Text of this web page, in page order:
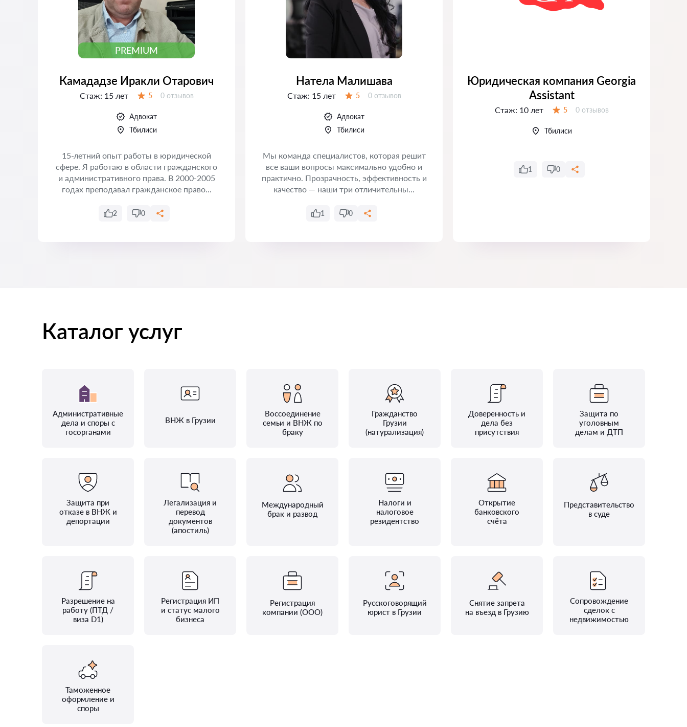
PREMIUM
Камададзе Иракли Отарович
Стаж: 15 лет 5 Отзывов:
0 отзывов
Адвокат
Тбилиси
15-летний опыт работы в юридической
сфере. Я работаю в области гражданского
и административного права. В 2000-2005
годах преподавал гражданское право...
2 0
Натела Малишава
Стаж: 15 лет 5 Отзывов:
0 отзывов
Адвокат
Тбилиси
Мы команда специалистов, которая решит
все ваши вопросы максимально удобно и
практично. Прозрачность, эффективность и
качество — наши три отличительны...
1 0
Юридическая компания Georgia
Assistant
Стаж: 10 лет 5 Отзывов:
0 отзывов
Тбилиси
1 0
Каталог услуг
Административные
дела и споры с
госорганами
ВНЖ в Грузии
Воссоединение
семьи и ВНЖ по
браку
Гражданство
Грузии
(натурализация)
Доверенность и
дела без
присутствия
Защита по
уголовным
делам и ДТП
Защита при
отказе в ВНЖ и
депортации
Легализация и
перевод
документов
(апостиль)
Международный
брак и развод
Налоги и
налоговое
резидентство
Открытие
банковского
счёта
Представительство
в суде
Разрешение на
работу (ПТД /
виза D1)
Регистрация ИП
и статус малого
бизнеса
Регистрация
компании (ООО)
Русскоговорящий
юрист в Грузии
Снятие запрета
на въезд в Грузию
Сопровождение
сделок с
недвижимостью
Таможенное
оформление и
споры